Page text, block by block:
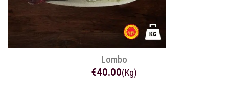
Lombo
€40.00(Kg)